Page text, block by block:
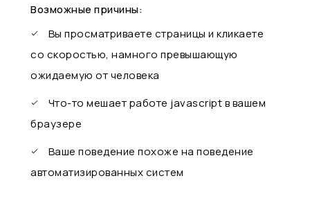
Возможные причины:
Вы просматриваете страницы и кликаете
со скоростью, намного превышающую
ожидаемую от человека
Что-то мешает работе javascript в вашем
браузере
Ваше поведение похоже на поведение
автоматизированных систем